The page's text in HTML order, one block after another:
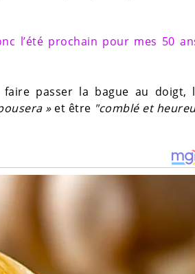
l’été prochain pour mes 50
passer la bague au doigt,
» et être "comblé et